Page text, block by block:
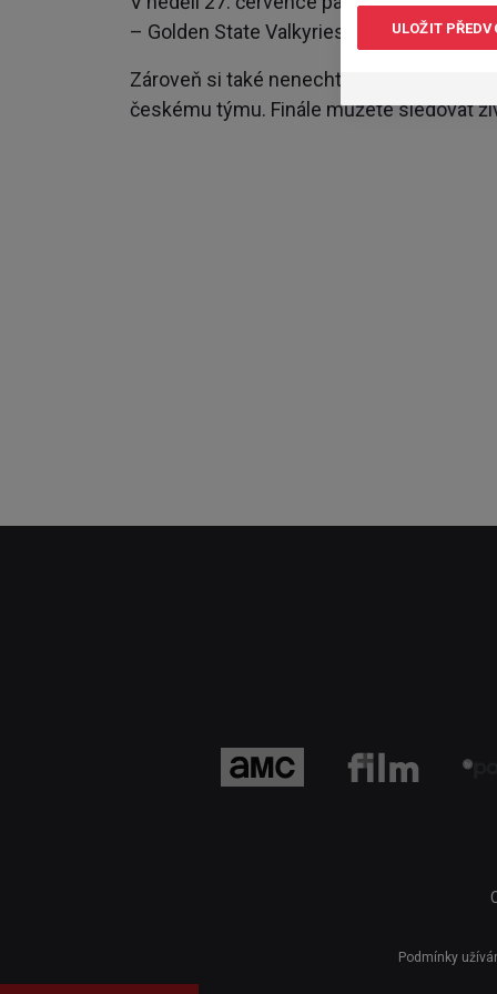
– Golden State Valkyries.
Zároveň si také nenechte ujít souboje
českému týmu. Finále můžete sledovat
Podmínky
ULOŽIT